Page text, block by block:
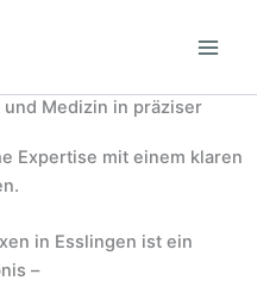
Medizin in präziser
Expertise mit einem klaren
in Esslingen ist ein
–